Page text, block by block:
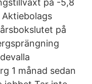
på -5,8
på
1 månad sedan